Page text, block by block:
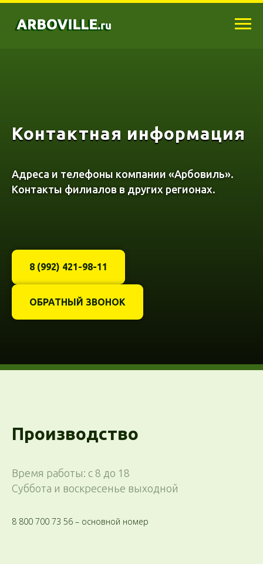
Контактная информация
Адреса и телефоны компании «Арбовиль».
Контакты филиалов в других регионах.
8 (992) 421-98-11
ОБРАТНЫЙ ЗВОНОК
Производство
Время работы: с 8 до 18
Суббота и воскресенье выходной
8 800 700 73 56 – основной номер